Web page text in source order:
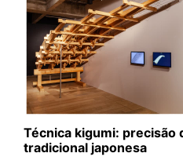
Técnica kigumi: precisão
tradicional japonesa